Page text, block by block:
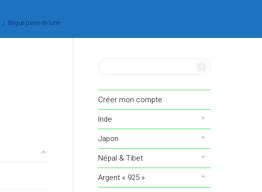
Bague pierre de lune
Créer mon compte
Inde
Japon
Népal & Tibet
Argent « 925 »